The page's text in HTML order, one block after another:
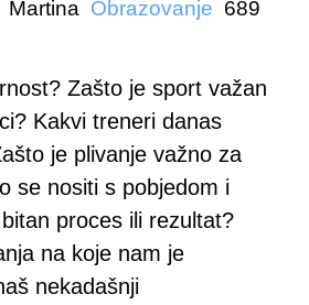
Martina Obrazovanje 689
Zašto je sport važan
Kakvi treneri danas
je plivanje važno za
se nositi s pobjedom i
proces ili rezultat?
na koje nam je
nekadašnji